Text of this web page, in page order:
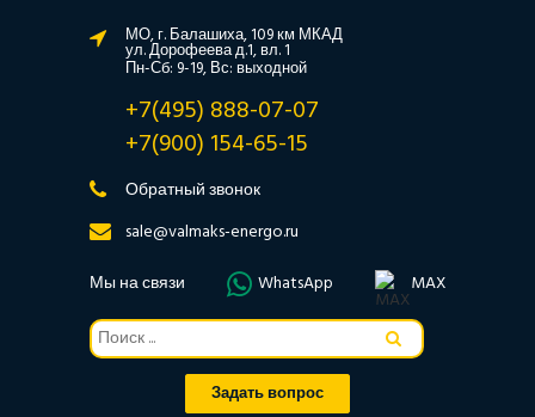
МО, г. Балашиха, 109 км МКАД
ул. Дорофеева д.1, вл. 1
Пн-Сб: 9-19, Вс: выходной
+7(495) 888-07-07
+7(900) 154-65-15
Обратный звонок
sale@valmaks-energo.ru
Мы на связи
WhatsApp MAX
Задать вопрос